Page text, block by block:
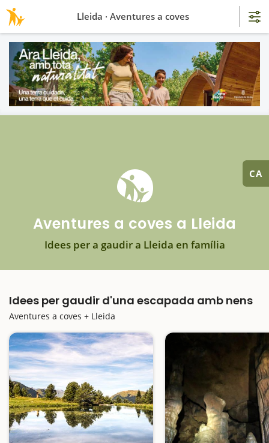
CA
Aventures a coves a Lleida
Idees per a gaudir a Lleida en família
Idees per gaudir d'una escapada amb nens
Aventures a coves + Lleida
Lleida · Aventures a coves